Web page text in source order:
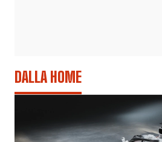
DALLA HOME